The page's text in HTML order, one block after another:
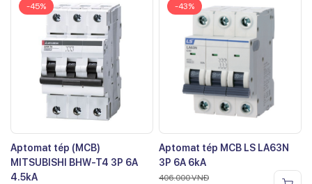
-45%
Aptomat tép (MCB)
MITSUBISHI BHW-T4 3P 6A
4.5kA
-43%
Aptomat tép MCB LS LA63N
3P 6A 6kA
406.000VNĐ